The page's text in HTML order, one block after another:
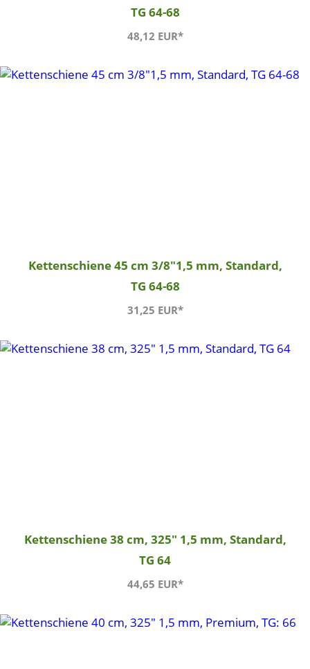
TG 64-68
48,12 EUR*
Kettenschiene 45 cm 3/8"1,5 mm, Standard,
TG 64-68
31,25 EUR*
Kettenschiene 38 cm, 325" 1,5 mm, Standard,
TG 64
44,65 EUR*